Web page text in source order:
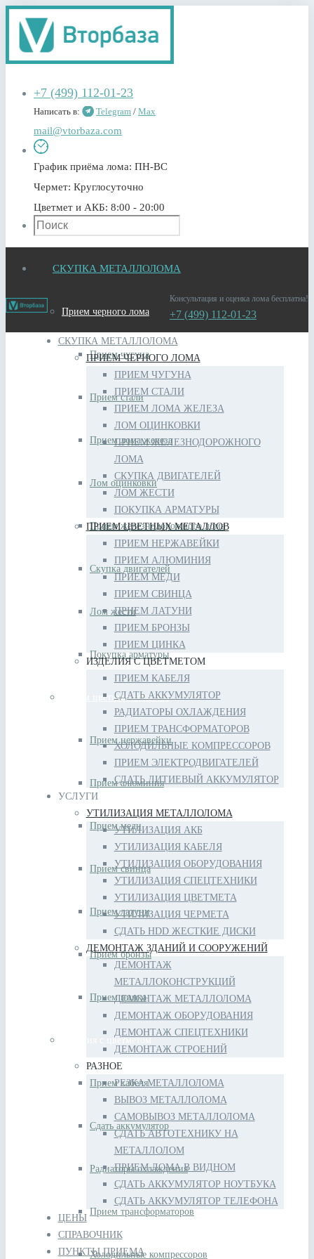
+7 (499) 112-01-23
Написать в: Telegram / Max
mail@vtorbaza.com
График приёма лома: ПН-ВС
Чермет: Круглосуточно
Цветмет и АКБ: 8:00 - 20:00
СКУПКА МЕТАЛЛОЛОМА
Прием черного лома
Прием чугуна
Прием стали
Прием лома железа
Лом оцинковки
Прием железнодорожного лома
Скупка двигателей
Лом жести
Покупка арматуры
Прием цветных металлов
Прием нержавейки
Прием алюминия
Прием меди
Прием свинца
Прием латуни
Прием бронзы
Прием цинка
Изделия с цветметом
Прием кабеля
Сдать аккумулятор
Радиаторы охлаждения
Прием трансформаторов
Холодильные компрессоров
Консультация и оценка лома бесплатна!
+7 (499) 112-01-23
СКУПКА МЕТАЛЛОЛОМА
ПРИЕМ ЧЕРНОГО ЛОМА
ПРИЕМ ЧУГУНА
ПРИЕМ СТАЛИ
ПРИЕМ ЛОМА ЖЕЛЕЗА
ЛОМ ОЦИНКОВКИ
ПРИЕМ ЖЕЛЕЗНОДОРОЖНОГО
ЛОМА
СКУПКА ДВИГАТЕЛЕЙ
ЛОМ ЖЕСТИ
ПОКУПКА АРМАТУРЫ
ПРИЕМ ЦВЕТНЫХ МЕТАЛЛОВ
ПРИЕМ НЕРЖАВЕЙКИ
ПРИЕМ АЛЮМИНИЯ
ПРИЕМ МЕДИ
ПРИЕМ СВИНЦА
ПРИЕМ ЛАТУНИ
ПРИЕМ БРОНЗЫ
ПРИЕМ ЦИНКА
ИЗДЕЛИЯ С ЦВЕТМЕТОМ
ПРИЕМ КАБЕЛЯ
СДАТЬ АККУМУЛЯТОР
РАДИАТОРЫ ОХЛАЖДЕНИЯ
ПРИЕМ ТРАНСФОРМАТОРОВ
ХОЛОДИЛЬНЫЕ КОМПРЕССОРОВ
ПРИЕМ ЭЛЕКТРОДВИГАТЕЛЕЙ
СДАТЬ ЛИТИЕВЫЙ АККУМУЛЯТОР
УСЛУГИ
УТИЛИЗАЦИЯ МЕТАЛЛОЛОМА
УТИЛИЗАЦИЯ АКБ
УТИЛИЗАЦИЯ КАБЕЛЯ
УТИЛИЗАЦИЯ ОБОРУДОВАНИЯ
УТИЛИЗАЦИЯ СПЕЦТЕХНИКИ
УТИЛИЗАЦИЯ ЦВЕТМЕТА
УТИЛИЗАЦИЯ ЧЕРМЕТА
СДАТЬ HDD ЖЕСТКИЕ ДИСКИ
ДЕМОНТАЖ ЗДАНИЙ И СООРУЖЕНИЙ
ДЕМОНТАЖ
МЕТАЛЛОКОНСТРУКЦИЙ
ДЕМОНТАЖ МЕТАЛЛОЛОМА
ДЕМОНТАЖ ОБОРУДОВАНИЯ
ДЕМОНТАЖ СПЕЦТЕХНИКИ
ДЕМОНТАЖ СТРОЕНИЙ
РАЗНОЕ
РЕЗКА МЕТАЛЛОЛОМА
ВЫВОЗ МЕТАЛЛОЛОМА
САМОВЫВОЗ МЕТАЛЛОЛОМА
СДАТЬ АВТОТЕХНИКУ НА
МЕТАЛЛОЛОМ
ПРИЕМ ЛОМА В ВИДНОМ
СДАТЬ АККУМУЛЯТОР НОУТБУКА
СДАТЬ АККУМУЛЯТОР ТЕЛЕФОНА
ЦЕНЫ
СПРАВОЧНИК
ПУНКТЫ ПРИЕМА